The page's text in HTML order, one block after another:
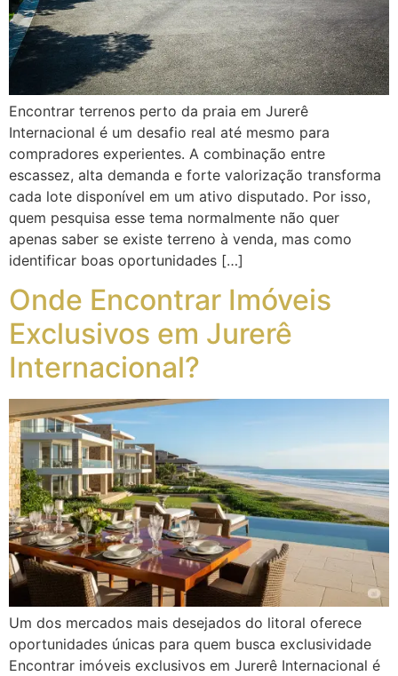
Encontrar terrenos perto da praia em Jurerê
Internacional é um desafio real até mesmo para
compradores experientes. A combinação entre
escassez, alta demanda e forte valorização transforma
cada lote disponível em um ativo disputado. Por isso,
quem pesquisa esse tema normalmente não quer
apenas saber se existe terreno à venda, mas como
identificar boas oportunidades […]
Onde Encontrar Imóveis
Exclusivos em Jurerê
Internacional?
Um dos mercados mais desejados do litoral oferece
oportunidades únicas para quem busca exclusividade
Encontrar imóveis exclusivos em Jurerê Internacional é